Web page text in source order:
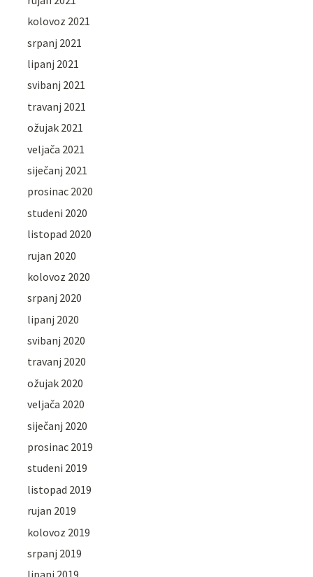
kolovoz 2021
srpanj 2021
lipanj 2021
svibanj 2021
travanj 2021
ožujak 2021
veljača 2021
siječanj 2021
prosinac 2020
studeni 2020
listopad 2020
rujan 2020
kolovoz 2020
srpanj 2020
lipanj 2020
svibanj 2020
travanj 2020
ožujak 2020
veljača 2020
siječanj 2020
prosinac 2019
studeni 2019
listopad 2019
rujan 2019
kolovoz 2019
srpanj 2019